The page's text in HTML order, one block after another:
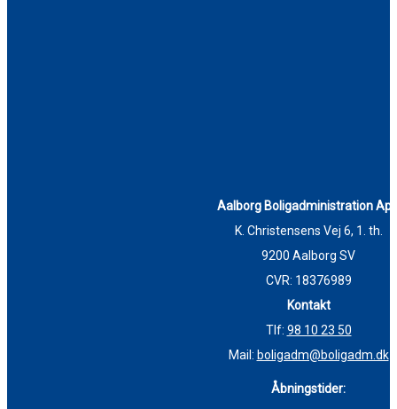
Aalborg Boligadministration
K. Christensens Vej 6, 1. th.
9200 Aalborg SV
CVR: 18376989
Kontakt
Tlf: 98 10 23 50
Mail: boligadm@boligadm.dk
Åbningstider: